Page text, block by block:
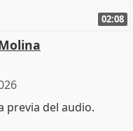
02:08